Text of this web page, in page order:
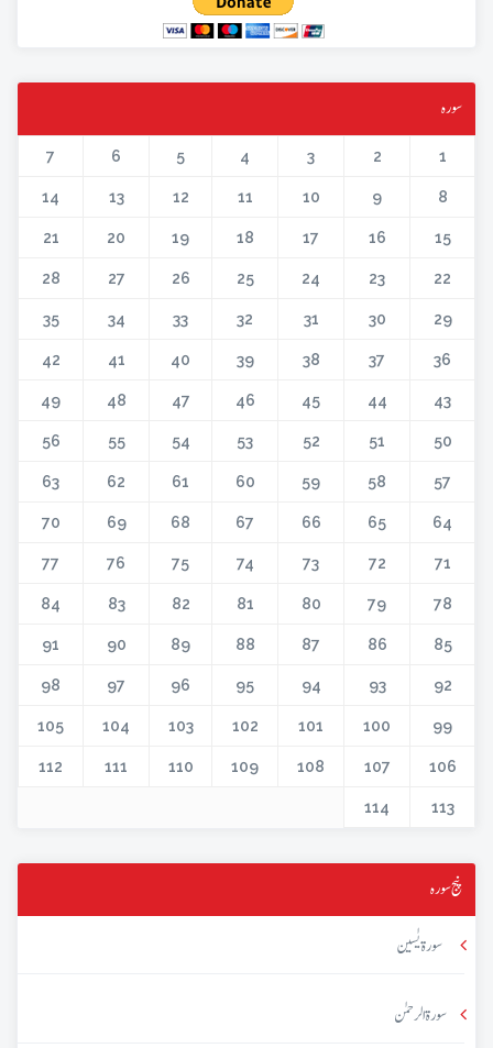
سورہ
1
2
3
4
5
6
7
8
9
10
11
12
13
14
15
16
17
18
19
20
21
22
23
24
25
26
27
28
29
30
31
32
33
34
35
36
37
38
39
40
41
42
43
44
45
46
47
48
49
50
51
52
53
54
55
56
57
58
59
60
61
62
63
64
65
66
67
68
69
70
71
72
73
74
75
76
77
78
79
80
81
82
83
84
85
86
87
88
89
90
91
92
93
94
95
96
97
98
99
100
101
102
103
104
105
106
107
108
109
110
111
112
113
114
پنج سورہ
سورۃ یٰسین
سورۃ الرحمٰن